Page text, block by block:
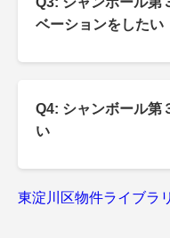
ベーションをしたい
Q4: シャンボール第
い
東淀川区物件ライブラ